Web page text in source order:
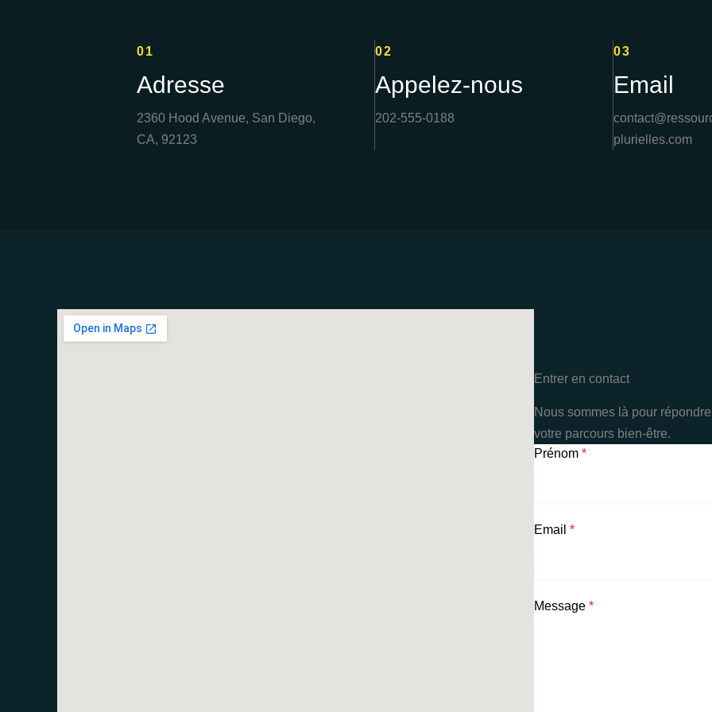
01
Adresse
2360 Hood Avenue, San Diego,
CA, 92123
02
Appelez-nous
202-555-0188
03
Email
plurielles.com
Entrer en contact
Nous sommes là pour
votre parcours bien-être.
Prénom *
Email *
Message *